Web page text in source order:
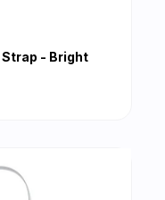
- Bright